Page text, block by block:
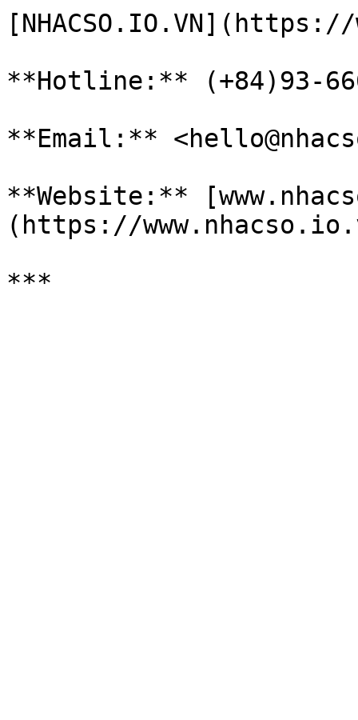
**Hotline:** (+84)93-
**Email:**
**Website:**
(https://